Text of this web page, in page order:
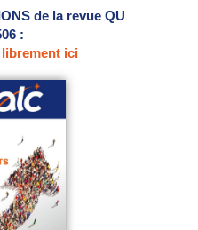
de la revue QU
:
ici